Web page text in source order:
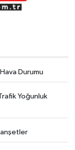
Durumu
Yoğunluk